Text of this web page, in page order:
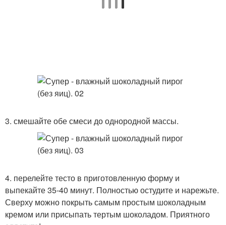
3. смешайте обе смеси до однородной массы.
4. перелейте тесто в приготовленную форму и
выпекайте 35-40 минут. Полностью остудите и нарежьте.
Сверху можно покрыть самым простым шоколадным
кремом или присыпать тертым шоколадом. Приятного